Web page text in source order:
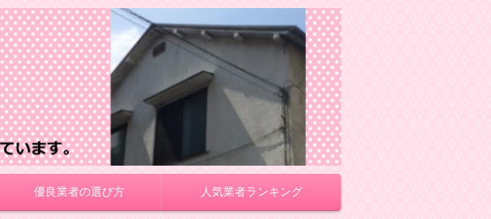
優良業者の選び方 人気業者ランキング